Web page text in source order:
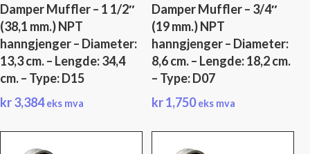
Damper Muffler – 1 1/2″
(38,1 mm.) NPT
hanngjenger – Diameter:
13,3 cm. – Lengde: 34,4
cm. – Type: D15
kr3,384 eks mva
Damper Muffler – 3/4″
(19 mm.) NPT
hanngjenger – Diameter:
8,6 cm. – Lengde: 18,2 cm.
– Type: D07
kr1,750 eks mva